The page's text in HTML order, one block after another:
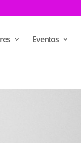
Eventos